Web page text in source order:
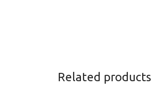
Related products